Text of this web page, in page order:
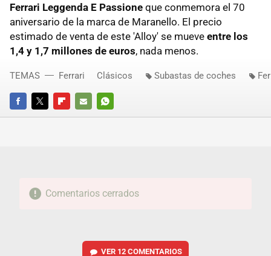
Ferrari Leggenda E Passione que conmemora el 70
aniversario de la marca de Maranello. El precio
estimado de venta de este 'Alloy' se mueve entre los
1,4 y 1,7 millones de euros, nada menos.
FACEBOOKTWITTERFLIPBOARD
E-
WHATSAPP
TEMAS Ferrari Clásicos Subastas de coches
Comentarios cerrados
VER 12 COMENTARIOS